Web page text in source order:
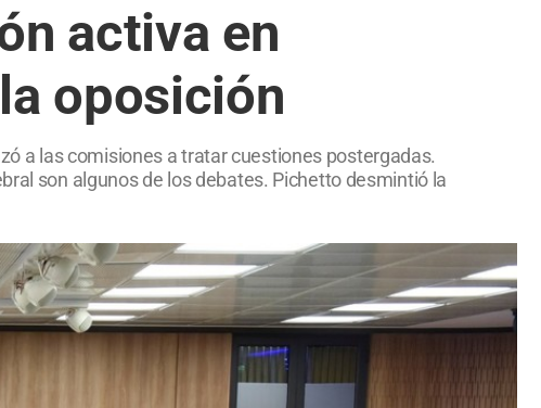
activa en
oposición
a las comisiones a tratar cuestiones postergadas.
son algunos de los debates. Pichetto desmintió la